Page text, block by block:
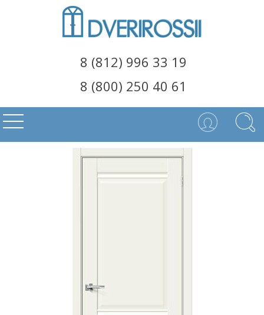
8 (812) 996 33 19
8 (800) 250 40 61